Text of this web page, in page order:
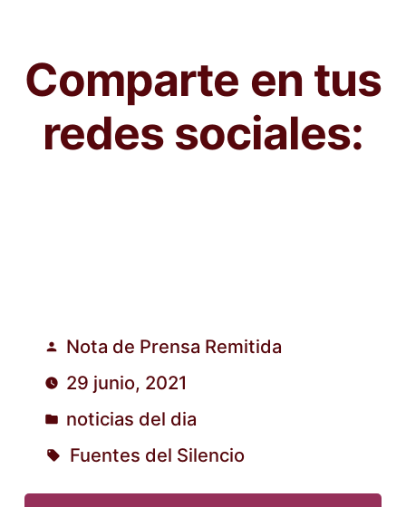
Comparte en tus
redes sociales:
Publicado
por
Nota de Prensa Remitida
29 junio, 2021
Publicado
en
noticias del dia
Fuentes del Silencio